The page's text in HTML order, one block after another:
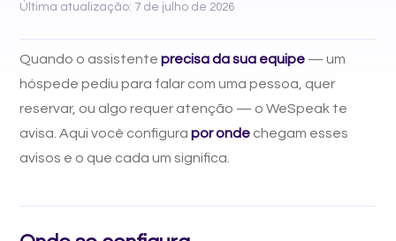
Última atualização: 7 de julho de 2026
Quando o assistente precisa da sua equipe — um
hóspede pediu para falar com uma pessoa, quer
reservar, ou algo requer atenção — o WeSpeak te
avisa. Aqui você configura por onde chegam esses
avisos e o que cada um significa.